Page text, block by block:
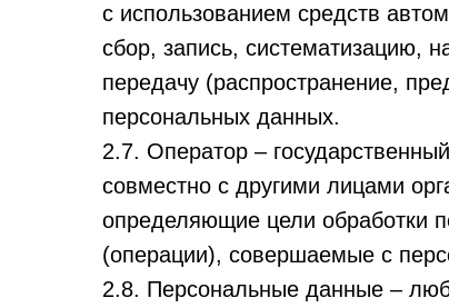
с использованием средств
сбор, запись, систематизацию,
передачу (распространение,
персональных данных.
2.7. Оператор –
совместно с другими лицами
определяющие цели обработки
(операции), совершаемые с
2.8. Персональные данные –